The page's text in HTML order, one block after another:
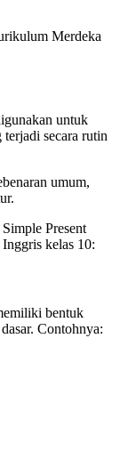
untuk
secara rutin
umum,
Present
kelas 10:
bentuk
Contohnya: